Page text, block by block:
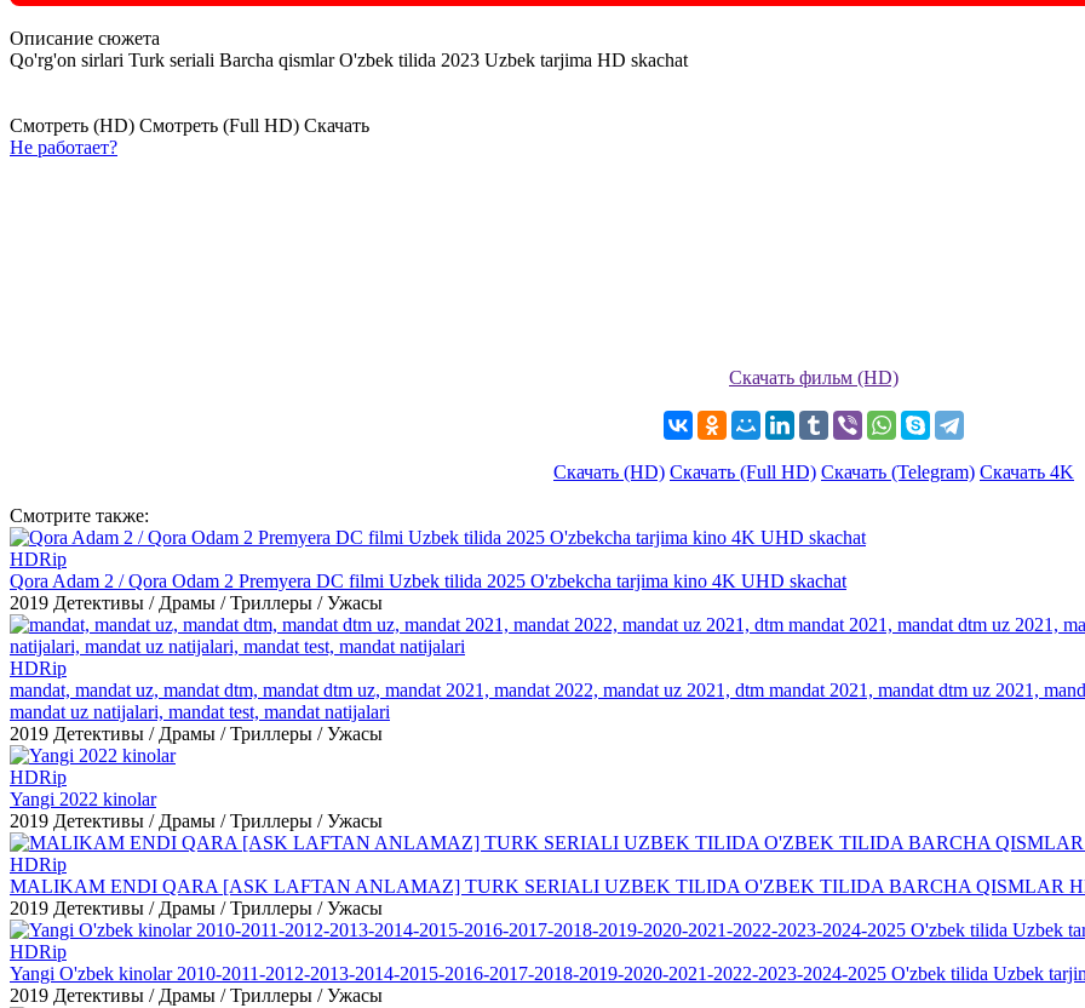
Описание сюжета
Qo'rg'on sirlari Turk seriali Barcha qismlar O'zbek tilida 2023 Uzbek tarjima HD skachat
Смотреть (HD) Смотреть (Full HD) Скачать
Не работает?
Скачать фильм (HD)
Скачать (HD) Скачать (Full HD) Скачать (Telegram) Скачать 4K
Смотрите также:
HDRip
Qora Adam 2 / Qora Odam 2 Premyera DC filmi Uzbek tilida 2025 O'zbekcha tarjima kino 4K UHD skachat
2019 Детективы / Драмы / Триллеры / Ужасы
HDRip
mandat, mandat uz, mandat dtm, mandat dtm uz, mandat 2021, mandat 2022, mandat uz 2021, dtm mandat 2021, mandat dtm uz 2021,
mandat uz natijalari, mandat test, mandat natijalari
2019 Детективы / Драмы / Триллеры / Ужасы
HDRip
Yangi 2022 kinolar
2019 Детективы / Драмы / Триллеры / Ужасы
HDRip
MALIKAM ENDI QARA [ASK LAFTAN ANLAMAZ] TURK SERIALI UZBEK TILIDA O'ZBEK TILIDA BARCHA QISMLAR
2019 Детективы / Драмы / Триллеры / Ужасы
HDRip
Yangi O'zbek kinolar 2010-2011-2012-2013-2014-2015-2016-2017-2018-2019-2020-2021-2022-2023-2024-2025 O'zbek tilida Uzbek
2019 Детективы / Драмы / Триллеры / Ужасы